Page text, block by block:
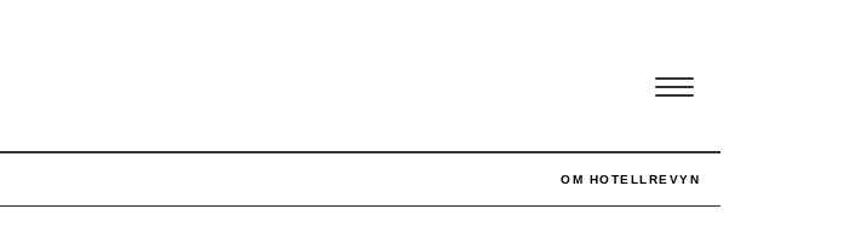
OM HOTELLREVYN